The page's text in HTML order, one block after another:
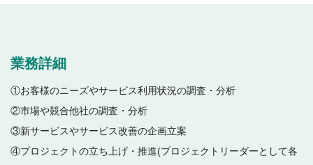
業務詳細
①お客様のニーズやサービス利用状況の調査・分析
②市場や競合他社の調査・分析
③新サービスやサービス改善の企画立案
④プロジェクトの立ち上げ・推進(プロジェクトリーダーとして各